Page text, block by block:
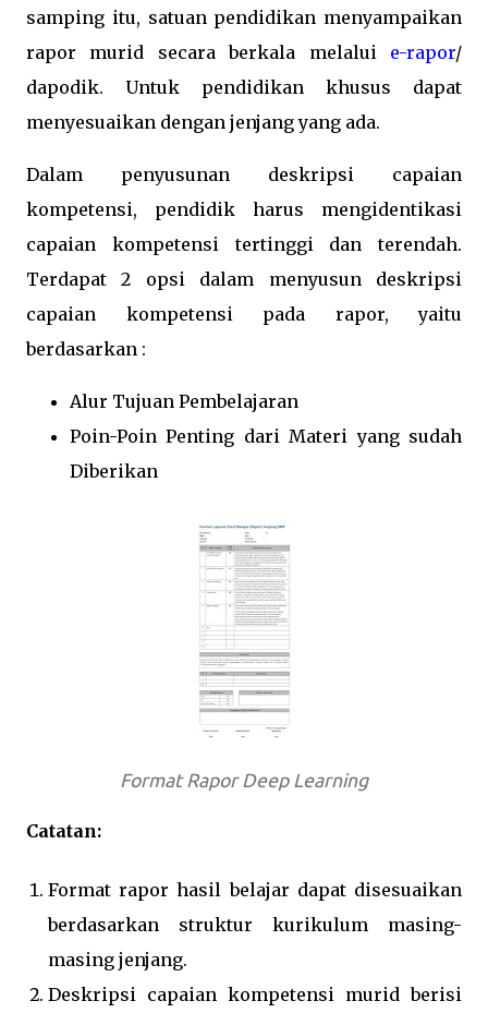
samping itu, satuan pendidikan menyampaikan
rapor murid secara berkala melalui e-rapor/
dapodik. Untuk pendidikan khusus dapat
menyesuaikan dengan jenjang yang ada.
Dalam penyusunan deskripsi capaian
kompetensi, pendidik harus mengidentikasi
capaian kompetensi tertinggi dan terendah.
Terdapat 2 opsi dalam menyusun deskripsi
capaian kompetensi pada rapor, yaitu
berdasarkan :
Alur Tujuan Pembelajaran
Poin-Poin Penting dari Materi yang sudah
Diberikan
Format Rapor Deep Learning
Catatan:
Format rapor hasil belajar dapat disesuaikan
berdasarkan struktur kurikulum masing-
masing jenjang.
Deskripsi capaian kompetensi murid berisi